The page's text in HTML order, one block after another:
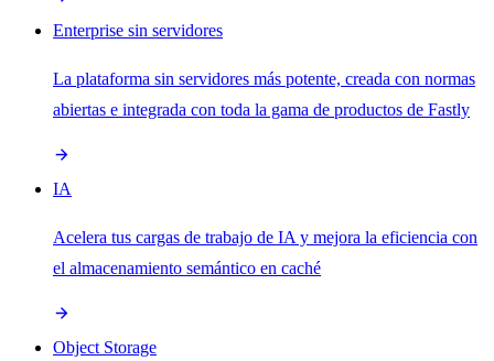
Enterprise sin servidores
La plataforma sin servidores más potente, creada con normas
abiertas e integrada con toda la gama de productos de Fastly
IA
Acelera tus cargas de trabajo de IA y mejora la eficiencia con
el almacenamiento semántico en caché
Object Storage